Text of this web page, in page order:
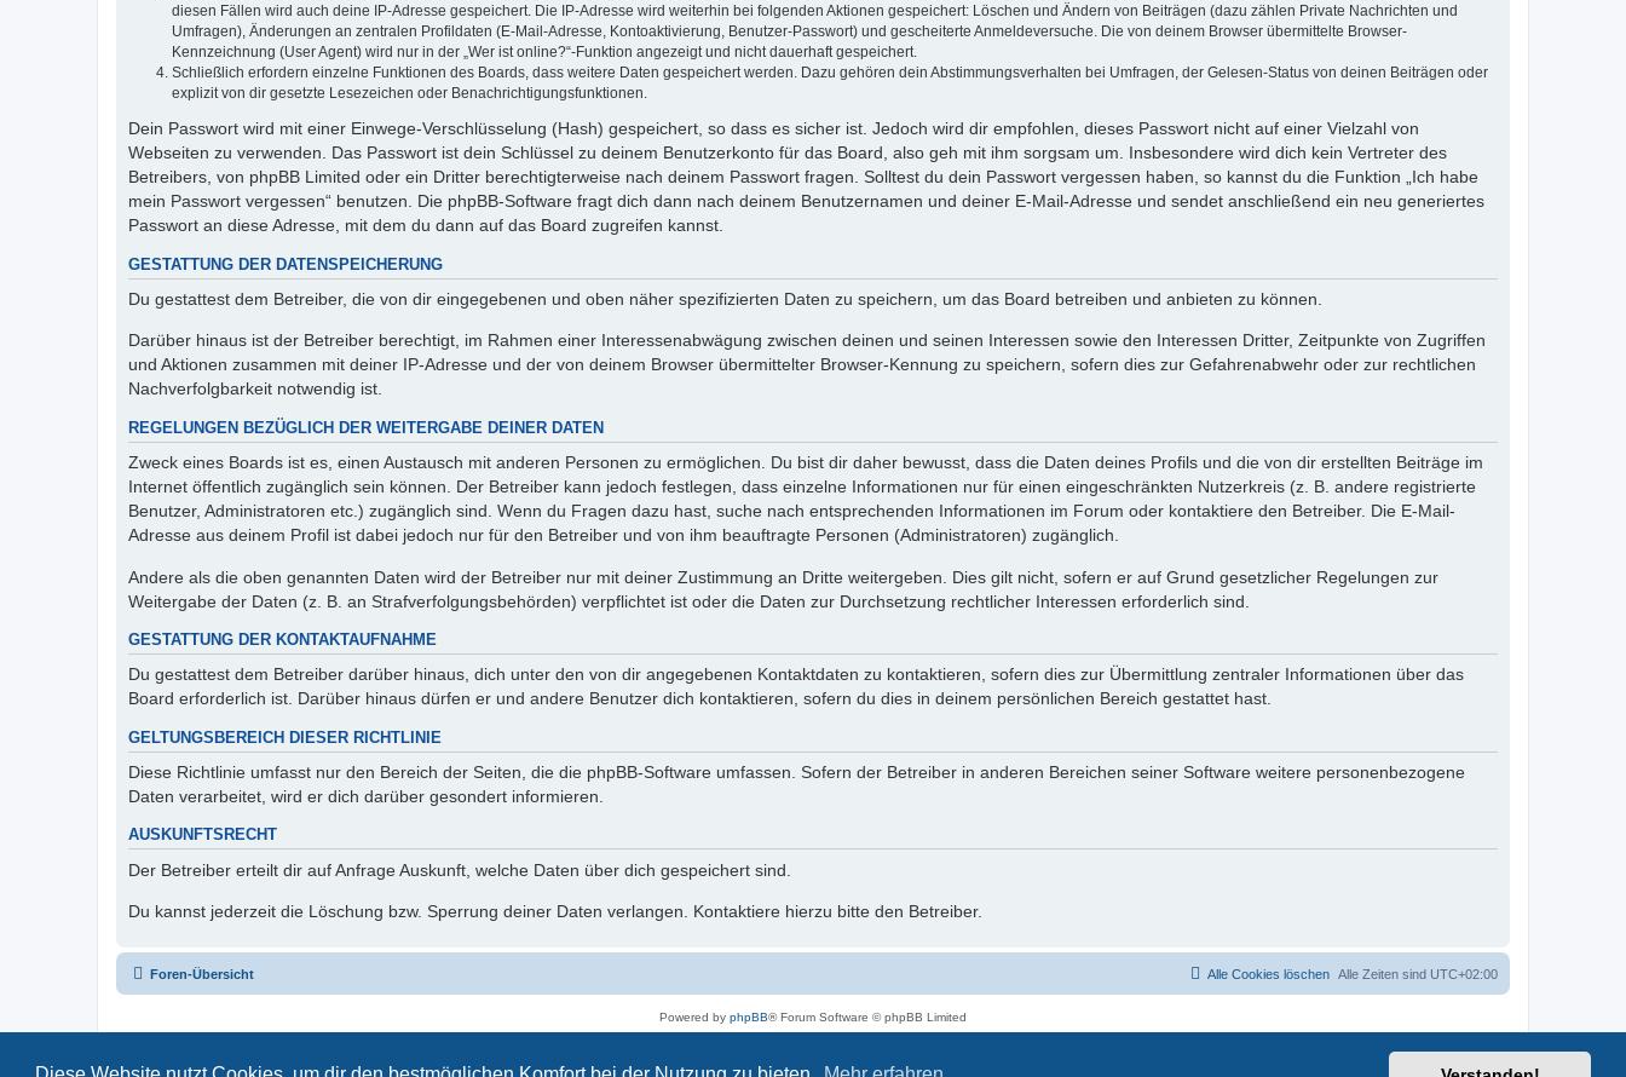
diesen Fällen wird auch deine IP-Adresse gespeichert. Die IP-Adresse wird weiterhin bei folgenden Aktionen gespeichert: Löschen und Ändern von Beiträgen (dazu zählen Private Nachrichten und
Umfragen), Änderungen an zentralen Profildaten (E-Mail-Adresse, Kontoaktivierung, Benutzer-Passwort) und gescheiterte Anmeldeversuche. Die von deinem Browser übermittelte Browser-
Kennzeichnung (User Agent) wird nur in der „Wer ist online?“-Funktion angezeigt und nicht dauerhaft gespeichert.
Schließlich erfordern einzelne Funktionen des Boards, dass weitere Daten gespeichert werden. Dazu gehören dein Abstimmungsverhalten bei Umfragen, der Gelesen-Status von deinen Beiträgen oder
explizit von dir gesetzte Lesezeichen oder Benachrichtigungsfunktionen.
Dein Passwort wird mit einer Einwege-Verschlüsselung (Hash) gespeichert, so dass es sicher ist. Jedoch wird dir empfohlen, dieses Passwort nicht auf einer Vielzahl von
Webseiten zu verwenden. Das Passwort ist dein Schlüssel zu deinem Benutzerkonto für das Board, also geh mit ihm sorgsam um. Insbesondere wird dich kein Vertreter des
Betreibers, von phpBB Limited oder ein Dritter berechtigterweise nach deinem Passwort fragen. Solltest du dein Passwort vergessen haben, so kannst du die Funktion „Ich habe
mein Passwort vergessen“ benutzen. Die phpBB-Software fragt dich dann nach deinem Benutzernamen und deiner E-Mail-Adresse und sendet anschließend ein neu generiertes
Passwort an diese Adresse, mit dem du dann auf das Board zugreifen kannst.
GESTATTUNG DER DATENSPEICHERUNG
Du gestattest dem Betreiber, die von dir eingegebenen und oben näher spezifizierten Daten zu speichern, um das Board betreiben und anbieten zu können.
Darüber hinaus ist der Betreiber berechtigt, im Rahmen einer Interessenabwägung zwischen deinen und seinen Interessen sowie den Interessen Dritter, Zeitpunkte von Zugriffen
und Aktionen zusammen mit deiner IP-Adresse und der von deinem Browser übermittelter Browser-Kennung zu speichern, sofern dies zur Gefahrenabwehr oder zur rechtlichen
Nachverfolgbarkeit notwendig ist.
REGELUNGEN BEZÜGLICH DER WEITERGABE DEINER DATEN
Zweck eines Boards ist es, einen Austausch mit anderen Personen zu ermöglichen. Du bist dir daher bewusst, dass die Daten deines Profils und die von dir erstellten Beiträge im
Internet öffentlich zugänglich sein können. Der Betreiber kann jedoch festlegen, dass einzelne Informationen nur für einen eingeschränkten Nutzerkreis (z. B. andere registrierte
Benutzer, Administratoren etc.) zugänglich sind. Wenn du Fragen dazu hast, suche nach entsprechenden Informationen im Forum oder kontaktiere den Betreiber. Die E-Mail-
Adresse aus deinem Profil ist dabei jedoch nur für den Betreiber und von ihm beauftragte Personen (Administratoren) zugänglich.
Andere als die oben genannten Daten wird der Betreiber nur mit deiner Zustimmung an Dritte weitergeben. Dies gilt nicht, sofern er auf Grund gesetzlicher Regelungen zur
Weitergabe der Daten (z. B. an Strafverfolgungsbehörden) verpflichtet ist oder die Daten zur Durchsetzung rechtlicher Interessen erforderlich sind.
GESTATTUNG DER KONTAKTAUFNAHME
Du gestattest dem Betreiber darüber hinaus, dich unter den von dir angegebenen Kontaktdaten zu kontaktieren, sofern dies zur Übermittlung zentraler Informationen über das
Board erforderlich ist. Darüber hinaus dürfen er und andere Benutzer dich kontaktieren, sofern du dies in deinem persönlichen Bereich gestattet hast.
GELTUNGSBEREICH DIESER RICHTLINIE
Diese Richtlinie umfasst nur den Bereich der Seiten, die die phpBB-Software umfassen. Sofern der Betreiber in anderen Bereichen seiner Software weitere personenbezogene
Daten verarbeitet, wird er dich darüber gesondert informieren.
AUSKUNFTSRECHT
Der Betreiber erteilt dir auf Anfrage Auskunft, welche Daten über dich gespeichert sind.
Du kannst jederzeit die Löschung bzw. Sperrung deiner Daten verlangen. Kontaktiere hierzu bitte den Betreiber.
Foren-Übersicht Alle Zeiten sind UTC+02:00
Alle Cookies löschen
Powered by phpBB® Forum Software © phpBB Limited